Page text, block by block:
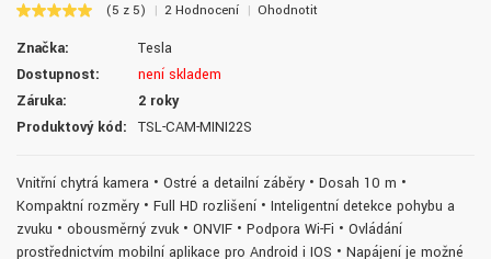
(5 z 5) 2 Hodnocení Ohodnotit
Značka:
Tesla
Dostupnost:
není skladem
Záruka:
2 roky
Produktový kód:
TSL-CAM-MINI22S
Vnitřní chytrá kamera • Ostré a detailní záběry • Dosah 10 m •
Kompaktní rozměry • Full HD rozlišení • Inteligentní detekce pohybu a
zvuku • obousměrný zvuk • ONVIF • Podpora Wi-Fi • Ovládání
prostřednictvím mobilní aplikace pro Android i IOS • Napájení je možné